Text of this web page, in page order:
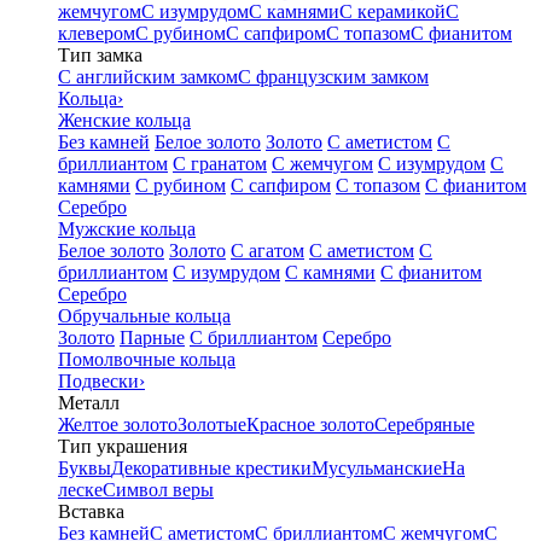
жемчугомС изумрудомС камнямиС керамикойС
клеверомС рубиномС сапфиромС топазомС фианитом
Тип замка
С английским замкомС французским замком
Кольца›
Женские кольца
Без камней Белое золото Золото С аметистом С
бриллиантом С гранатом С жемчугом С изумрудом С
камнями С рубином С сапфиром С топазом С фианитом
Серебро
Мужские кольца
Белое золото Золото С агатом С аметистом С
бриллиантом С изумрудом С камнями С фианитом
Серебро
Обручальные кольца
Золото Парные С бриллиантом Серебро
Помолвочные кольца
Подвески›
Металл
Желтое золотоЗолотыеКрасное золотоСеребряные
Тип украшения
БуквыДекоративные крестикиМусульманскиеНа
лескеСимвол веры
Вставка
Без камнейС аметистомС бриллиантомС жемчугомС